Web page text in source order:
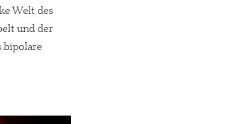
Welt des
und der
bipolare